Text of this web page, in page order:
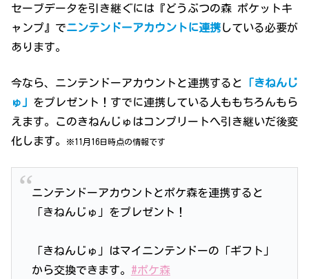
セーブデータを引き継ぐには『どうぶつの森 ポケットキ
ャンプ』でニンテンドーアカウントに連携している必要が
あります。
今なら、ニンテンドーアカウントと連携すると
「きねんじ
ゅ」 をプレゼント！すでに連携している人ももちろんもら
えます。このきねんじゅはコンプリートへ引き継いだ後変
化します。
※11月16日時点の情報です
ニンテンドーアカウントとポケ森を連携すると
「きねんじゅ」をプレゼント！
「きねんじゅ」はマイニンテンドーの「ギフト」
から交換できます。 #ポケ森